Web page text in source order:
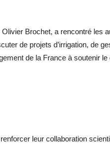
Brochet, a rencontré les
de projets d’irrigation, de
de la France à soutenir
leur collaboration